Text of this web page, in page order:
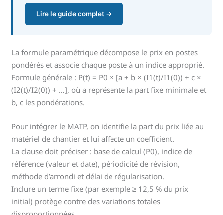
Lire le guide complet →
La formule paramétrique décompose le prix en postes
pondérés et associe chaque poste à un indice approprié.
Formule générale : P(t) = P0 × [a + b × (I1(t)/I1(0)) + c ×
(I2(t)/I2(0)) + …], où a représente la part fixe minimale et
b, c les pondérations.
Pour intégrer le MATP, on identifie la part du prix liée au
matériel de chantier et lui affecte un coefficient.
La clause doit préciser : base de calcul (P0), indice de
référence (valeur et date), périodicité de révision,
méthode d’arrondi et délai de régularisation.
Inclure un terme fixe (par exemple ≥ 12,5 % du prix
initial) protège contre des variations totales